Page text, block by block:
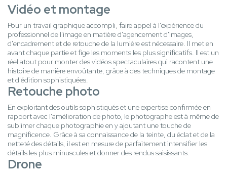
Vidéo et montage
Pour un travail graphique accompli, faire appel à l'expérience du
professionnel de l'image en matière d'agencement d'images,
d'encadrement et de retouche de la lumière est nécessaire. Il met en
avant chaque partie et fige les moments les plus significatifs. Il est un
réel atout pour monter des vidéos spectaculaires qui racontent une
histoire de manière envoûtante, grâce à des techniques de montage
et d'édition sophistiquées.
Retouche photo
En exploitant des outils sophistiqués et une expertise confirmée en
rapport avec l'amélioration de photo, le photographe est à même de
sublimer chaque photographie en y ajoutant une touche de
magnificence. Grâce à sa connaissance de la teinte, du éclat et de la
netteté des détails, il est en mesure de parfaitement intensifier les
détails les plus minuscules et donner des rendus saisissants.
Drone